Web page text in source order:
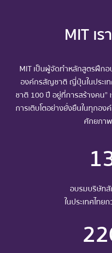
MIT เ
MIT เป็นผู้จัดทำหลักสูตรฝึก
องค์กรสัญชาติ ญี่ปุ่นในประเท
ชาติ 100 ปี อยู่ที่การสร้างคน”
การเติบโตอย่างยั่งยืนในทุกอง
ศักยภา
อบรมบริษัท
ในประเทศไทย